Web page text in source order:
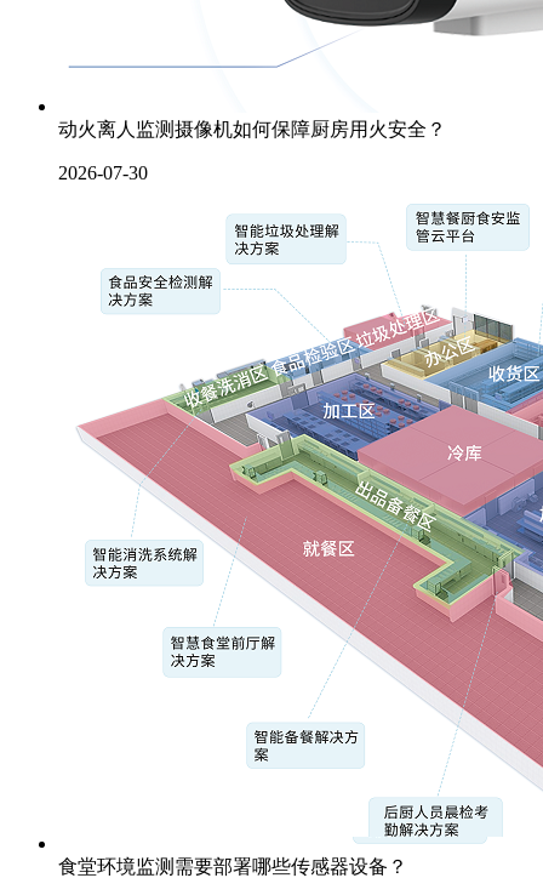
动火离人监测摄像机如何保障厨房用火安全？
2026-07-30
食堂环境监测需要部署哪些传感器设备？